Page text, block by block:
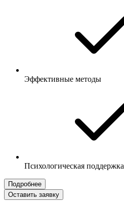
Эффективные методы
Психологическая поддержка
Подробнее
Оставить заявку